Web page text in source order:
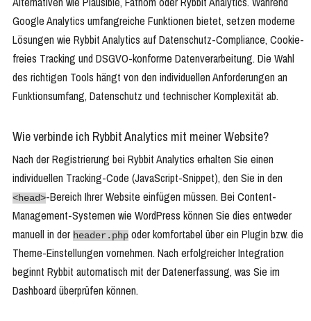
Google Analytics umfangreiche Funktionen bietet, setzen moderne
Lösungen wie Rybbit Analytics auf Datenschutz-Compliance, Cookie-
freies Tracking und DSGVO-konforme Datenverarbeitung. Die Wahl
des richtigen Tools hängt von den individuellen Anforderungen an
Funktionsumfang, Datenschutz und technischer Komplexität ab.
Wie verbinde ich Rybbit Analytics mit meiner Website?
Nach der Registrierung bei Rybbit Analytics erhalten Sie einen
individuellen Tracking-Code (JavaScript-Snippet), den Sie in den
<head>-Bereich Ihrer Website einfügen müssen. Bei Content-
Management-Systemen wie WordPress können Sie dies entweder
manuell in der header.php oder komfortabel über ein Plugin bzw. die
Theme-Einstellungen vornehmen. Nach erfolgreicher Integration
beginnt Rybbit automatisch mit der Datenerfassung, was Sie im
Dashboard überprüfen können.